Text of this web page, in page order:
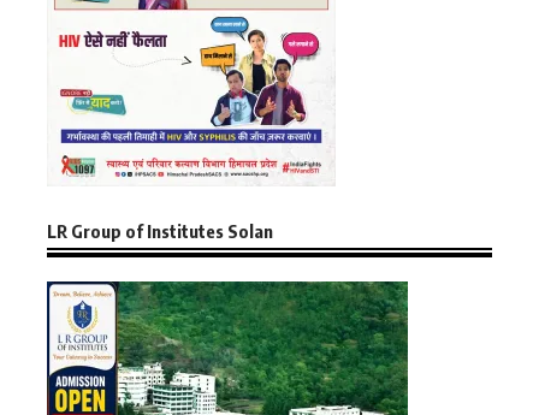
LR Group of Institutes Solan